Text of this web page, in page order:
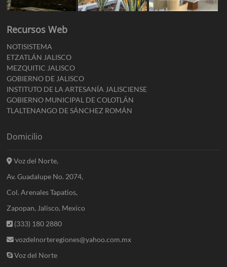
Recursos Web
NOTISISTEMA
ETZATLÁN JALISCO
MEZQUITIC JALISCO
GOBIERNO DE JALISCO
INSTITUTO DE LA ARTESANÍA JALISCIENSE
GOBIERNO MUNICIPAL DE COLOTLÁN
TLALTENANGO DE SÁNCHEZ ROMÁN
Domicilio
Voz del Norte,
Av. Guadalupe No. 2074,
Col. Arenales Tapatios,
Zapopan, Jalisco, Mexico
(333) 180 2880
vozdelnorteregiones@yahoo.com.mx
Voz del Norte